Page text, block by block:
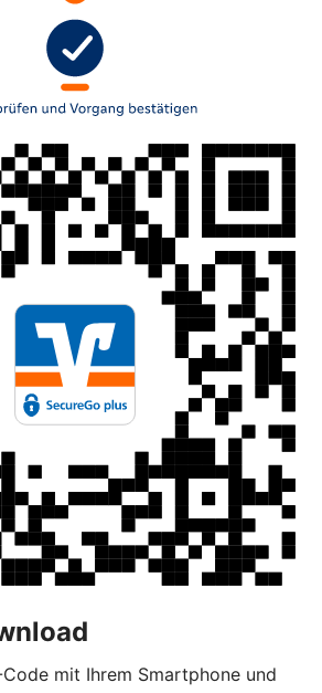
Code mit Ihrem Smartphone und